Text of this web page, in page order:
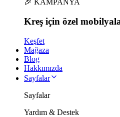
🎉 KAMPANYA
Kreş için özel
Keşfet
Mağaza
Blog
Hakkımızda
Sayfalar
Sayfalar
Yardım & Destek